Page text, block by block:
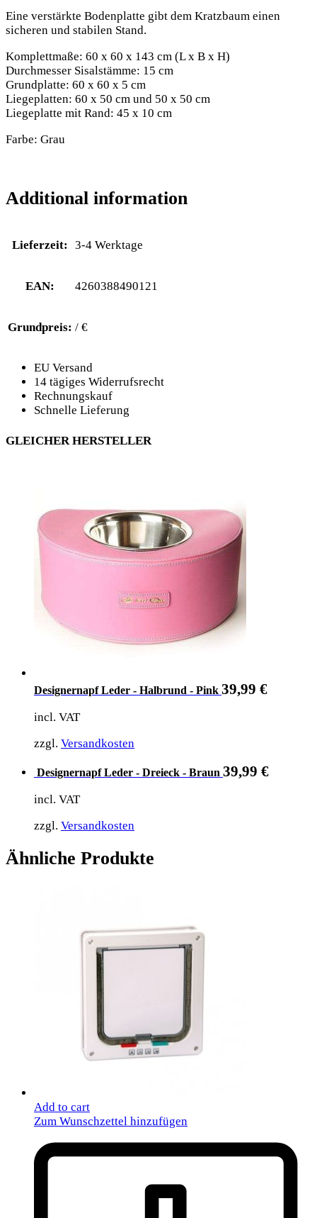
Eine verstärkte Bodenplatte gibt dem Kratzbaum einen
sicheren und stabilen Stand.
Komplettmaße: 60 x 60 x 143 cm (L x B x H)
Durchmesser Sisalstämme: 15 cm
Grundplatte: 60 x 60 x 5 cm
Liegeplatten: 60 x 50 cm und 50 x 50 cm
Liegeplatte mit Rand: 45 x 10 cm
Farbe: Grau
Additional information
Lieferzeit: 3-4 Werktage
EAN: 4260388490121
Grundpreis: / €
EU Versand
14 tägiges Widerrufsrecht
Rechnungskauf
Schnelle Lieferung
GLEICHER HERSTELLER
Designernapf Leder - Halbrund - Pink 39,99 €
incl. VAT
zzgl. Versandkosten
Designernapf Leder - Dreieck - Braun 39,99 €
incl. VAT
zzgl. Versandkosten
Ähnliche Produkte
Add to cart
Zum Wunschzettel hinzufügen